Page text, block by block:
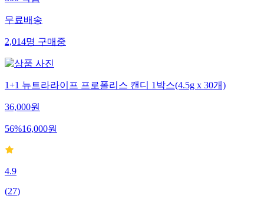
무료배송
2,014명구매중
1+1 뉴트라라이프 프로폴리스 캔디 1박스(4.5g x 30개)
36,000원
56%16,000원
4.9
(27)